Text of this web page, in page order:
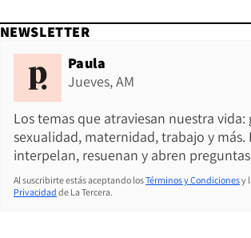
NEWSLETTER
Paula
Jueves, AM
Los temas que atraviesan nuestra vida:
sexualidad, maternidad, trabajo y más.
interpelan, resuenan y abren
Al suscribirte estás aceptando losTérminos y Condicionesy
Privacidad de La Tercera.